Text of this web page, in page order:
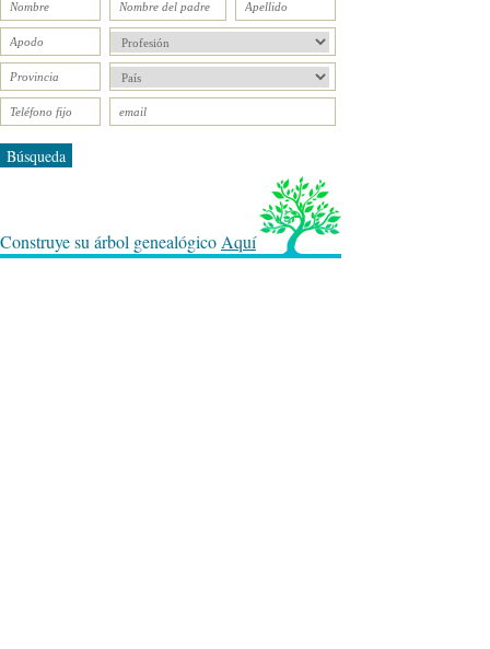
Búsqueda
Construye su árbol genealógico Aquí